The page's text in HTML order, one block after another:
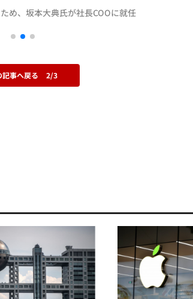
め、坂本大典氏が社長COOに就任
記事へ戻る 2/3